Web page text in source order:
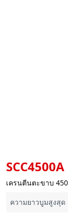
SCC4500A
เครนตีนตะขาบ
ความยาวบูมสูงสุด